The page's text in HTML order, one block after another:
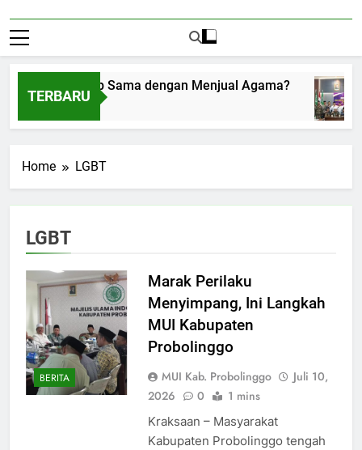
TERBARU
Amplop Sama dengan Menjual Agama?
1, 2026
Home LGBT
LGBT
BERITA
Marak Perilaku
Menyimpang, Ini Langkah
MUI Kabupaten
Probolinggo
MUI Kab. Probolinggo
Juli 10,
2026
0 1 mins
Kraksaan – Masyarakat
Kabupaten Probolinggo tengah